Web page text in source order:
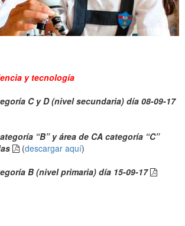
y tecnología
C y D (nivel secundaria) día 08-09-17
“B” y área de CA categoría “C”
(descargar aquí)
B (nivel primaria) día 15-09-17